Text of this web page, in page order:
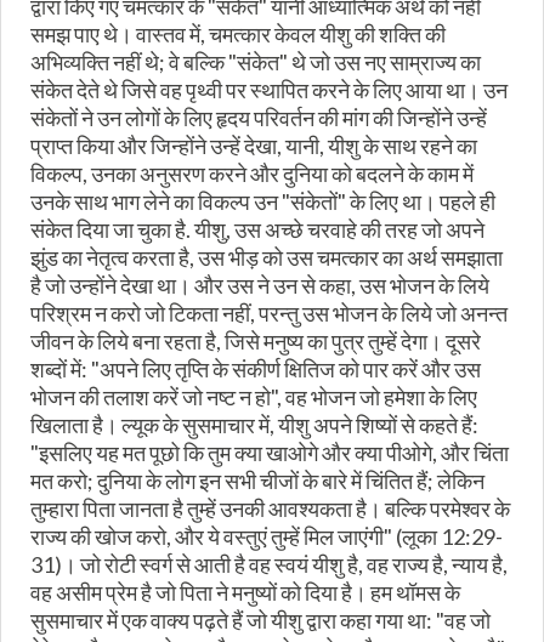
द्वारा किए गए चमत्कार के "संकेत" यानी आध्यात्मिक अर्थ को नहीं
समझ पाए थे। वास्तव में, चमत्कार केवल यीशु की शक्ति की
अभिव्यक्ति नहीं थे; वे बल्कि "संकेत" थे जो उस नए साम्राज्य का
संकेत देते थे जिसे वह पृथ्वी पर स्थापित करने के लिए आया था। उन
संकेतों ने उन लोगों के लिए हृदय परिवर्तन की मांग की जिन्होंने उन्हें
प्राप्त किया और जिन्होंने उन्हें देखा, यानी, यीशु के साथ रहने का
विकल्प, उनका अनुसरण करने और दुनिया को बदलने के काम में
उनके साथ भाग लेने का विकल्प उन "संकेतों" के लिए था। पहले ही
संकेत दिया जा चुका है. यीशु, उस अच्छे चरवाहे की तरह जो अपने
झुंड का नेतृत्व करता है, उस भीड़ को उस चमत्कार का अर्थ समझाता
है जो उन्होंने देखा था। और उस ने उन से कहा, उस भोजन के लिये
परिश्रम न करो जो टिकता नहीं, परन्तु उस भोजन के लिये जो अनन्त
जीवन के लिये बना रहता है, जिसे मनुष्य का पुत्र तुम्हें देगा। दूसरे
शब्दों में: "अपने लिए तृप्ति के संकीर्ण क्षितिज को पार करें और उस
भोजन की तलाश करें जो नष्ट न हो", वह भोजन जो हमेशा के लिए
खिलाता है। ल्यूक के सुसमाचार में, यीशु अपने शिष्यों से कहते हैं:
"इसलिए यह मत पूछो कि तुम क्या खाओगे और क्या पीओगे, और चिंता
मत करो; दुनिया के लोग इन सभी चीजों के बारे में चिंतित हैं; लेकिन
तुम्हारा पिता जानता है तुम्हें उनकी आवश्यकता है। बल्कि परमेश्वर के
राज्य की खोज करो, और ये वस्तुएं तुम्हें मिल जाएंगी" (लूका 12:29-
31)। जो रोटी स्वर्ग से आती है वह स्वयं यीशु है, वह राज्य है, न्याय है,
वह असीम प्रेम है जो पिता ने मनुष्यों को दिया है। हम थॉमस के
सुसमाचार में एक वाक्य पढ़ते हैं जो यीशु द्वारा कहा गया था: "वह जो